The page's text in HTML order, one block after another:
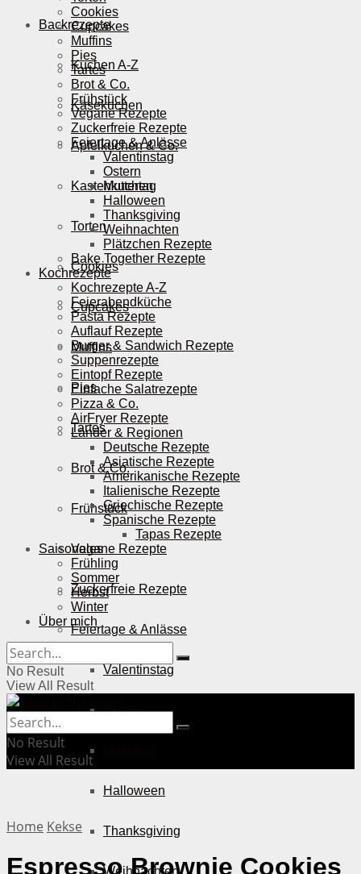
Backrezepte
Kuchen A-Z
Käsekuchen
Apfelkuchen & Co.
Kastenkuchen
Torten
Cookies
Cupcakes
Muffins
Pies
Tartes
Brot & Co.
Frühstück
Vegane Rezepte
Zuckerfreie Rezepte
Feiertage & Anlässe
Valentinstag
Ostern
Halloween
Thanksgiving
Weihnachten
Cookies
Cupcakes
Muffins
Pies
Tartes
Brot & Co.
Frühstück
Vegane Rezepte
Zuckerfreie Rezepte
Feiertage & Anlässe
Valentinstag
Ostern
Muttertag
Halloween
Thanksgiving
Weihnachten
Plätzchen Rezepte
Bake Together Rezepte
Kochrezepte
Kochrezepte A-Z
Feierabendküche
Pasta Rezepte
Auflauf Rezepte
Burger & Sandwich Rezepte
Suppenrezepte
Eintopf Rezepte
Einfache Salatrezepte
Pizza & Co.
AirFryer Rezepte
Länder & Regionen
Deutsche Rezepte
Asiatische Rezepte
Amerikanische Rezepte
Italienische Rezepte
Griechische Rezepte
Spanische Rezepte
Tapas Rezepte
Saisonales
Frühling
Sommer
Herbst
Winter
Über mich
No Result
View All Result
No Result
View All Result
Home Kekse
Espresso Brownie Cookies